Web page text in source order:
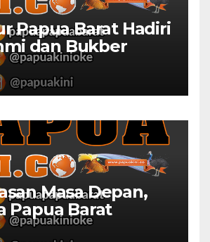
Papua Barat Hadiri
dan Bukber
RI dan
di IPDN
Masa Depan,
Papua Barat
Publik RKPD 2027